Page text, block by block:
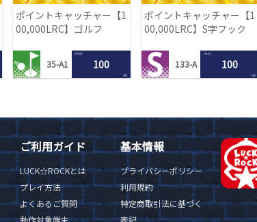
ポイントキャッチャー【1
00,000LRC】ゴルフ
35-A1
1 PLAY
100
LRC
ポイントキャッチャー【1
00,000LRC】S字フック
133-A
1 PLAY
100
LRC
ご利用ガイド
LUCK☆ROCKとは
プレイ方法
よくあるご質問
動作対象端末
基本情報
プライバシーポリシー
利用規約
特定商取引法に基づく
表記